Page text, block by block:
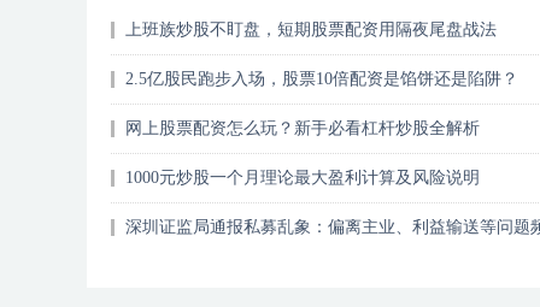
上班族炒股不盯盘，短期股票配资用隔夜尾盘战法
2.5亿股民跑步入场，股票10倍配资是馅饼还是陷阱？
网上股票配资怎么玩？新手必看杠杆炒股全解析
1000元炒股一个月理论最大盈利计算及风险说明
深圳证监局通报私募乱象：偏离主业、利益输送等问题